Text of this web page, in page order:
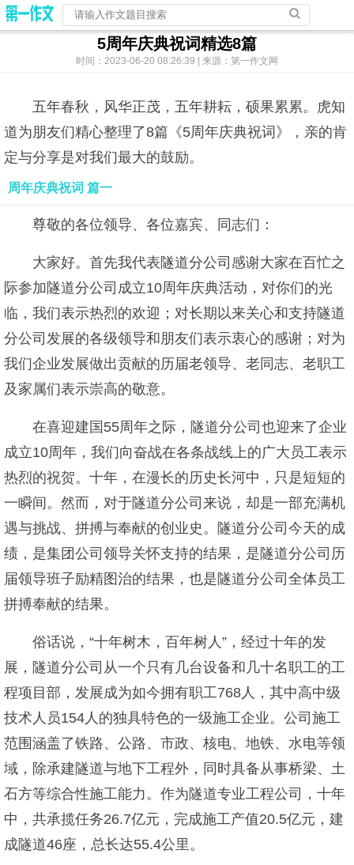
5周年庆典祝词精选8篇
时间：2023-06-20 08:26:39 | 来源：第一作文网
五年春秋，风华正茂，五年耕耘，硕果累累。虎知
道为朋友们精心整理了8篇《5周年庆典祝词》，亲的肯
定与分享是对我们最大的鼓励。
周年庆典祝词 篇一
尊敬的各位领导、各位嘉宾、同志们：
大家好。首先我代表隧道分公司感谢大家在百忙之
际参加隧道分公司成立10周年庆典活动，对你们的光
临，我们表示热烈的欢迎；对长期以来关心和支持隧道
分公司发展的各级领导和朋友们表示衷心的感谢；对为
我们企业发展做出贡献的历届老领导、老同志、老职工
及家属们表示崇高的敬意。
在喜迎建国55周年之际，隧道分公司也迎来了企业
成立10周年，我们向奋战在各条战线上的广大员工表示
热烈的祝贺。十年，在漫长的历史长河中，只是短短的
一瞬间。然而，对于隧道分公司来说，却是一部充满机
遇与挑战、拼搏与奉献的创业史。隧道分公司今天的成
绩，是集团公司领导关怀支持的结果，是隧道分公司历
届领导班子励精图治的结果，也是隧道分公司全体员工
拼搏奉献的结果。
俗话说，“十年树木，百年树人”，经过十年的发
展，隧道分公司从一个只有几台设备和几十名职工的工
程项目部，发展成为如今拥有职工768人，其中高中级
技术人员154人的独具特色的一级施工企业。公司施工
范围涵盖了铁路、公路、市政、核电、地铁、水电等领
域，除承建隧道与地下工程外，同时具备从事桥梁、土
石方等综合性施工能力。作为隧道专业工程公司，十年
中，共承揽任务26.7亿元，完成施工产值20.5亿元，建
成隧道46座，总长达55.4公里。